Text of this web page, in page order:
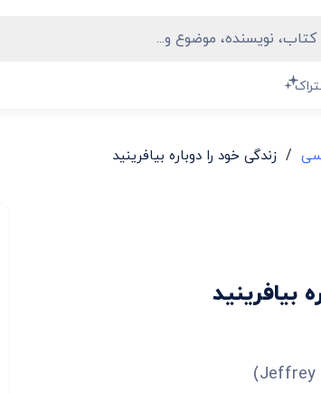
/ زندگی خود را دوباره بیافرینید
بیافرینید
Jeffrey
)